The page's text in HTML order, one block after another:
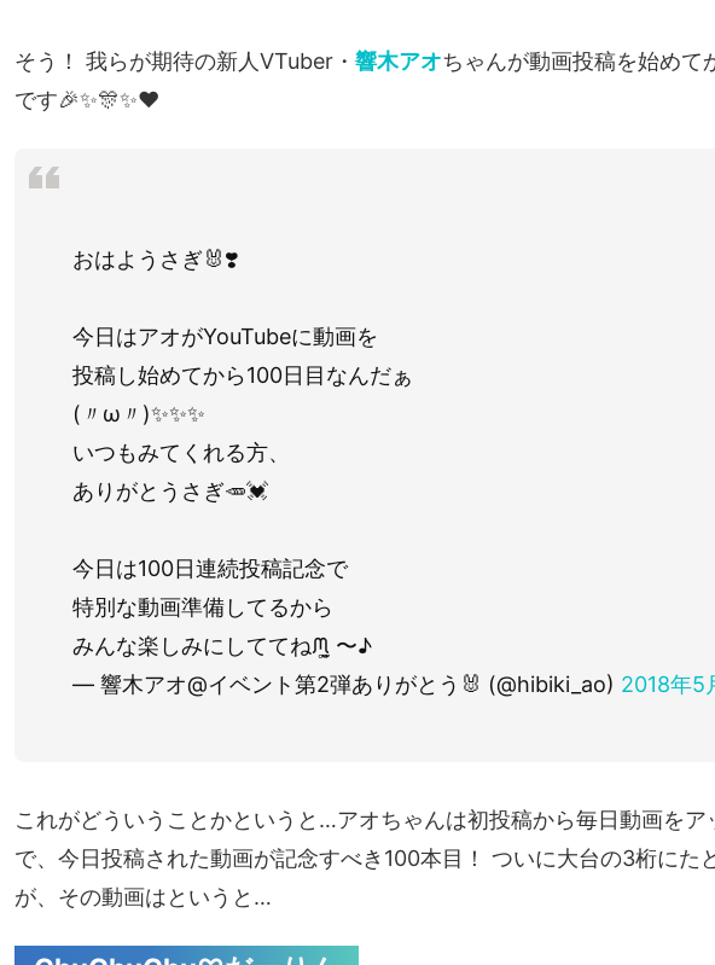
そう！ 我らが期待の新人VTuber・響木アオちゃんが動画投稿を始めて
です🎉✨🎊✨♥
おはようさぎ🐰❣️
今日はアオがYouTubeに動画を
投稿し始めてから100日目なんだぁ
(〃ω〃)✨✨✨
いつもみてくれる方、
ありがとうさぎ🥕💓
今日は100日連続投稿記念で
特別な動画準備してるから
みんな楽しみにしててねᙏ̤̫͚ 〜♪
— 響木アオ@イベント第2弾ありがとう🐰 (@hibiki_ao) 2018年5
これがどういうことかというと…アオちゃんは初投稿から毎日動画をア
で、今日投稿された動画が記念すべき100本目！ ついに大台の3桁にた
が、その動画はというと…